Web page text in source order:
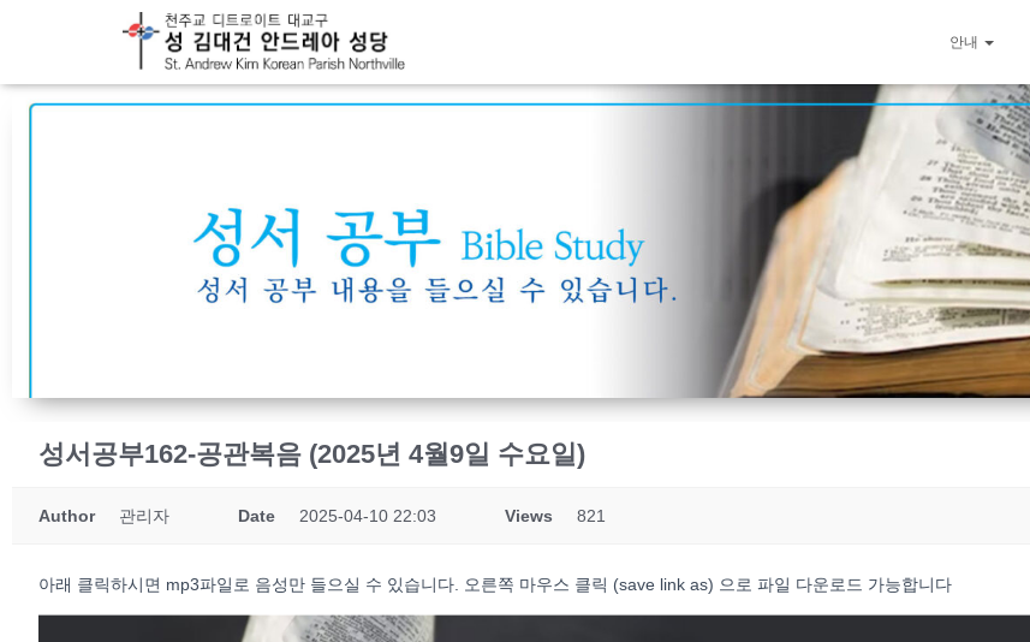
안내
성서공부162-공관복음 (2025년 4월9일 수요일)
Author 관리자 Date 2025-04-10 22:03 Views 821
아래 클릭하시면 mp3파일로 음성만 들으실 수 있습니다. 오른쪽 마우스 클릭 (save link as) 으로 파일 다운로드 가능합니다